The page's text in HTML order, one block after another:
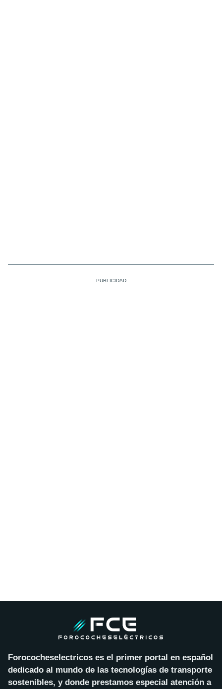
Forococheselectricos es el primer portal en español
dedicado al mundo de las tecnologías de transporte
sostenibles, y donde prestamos especial atención a